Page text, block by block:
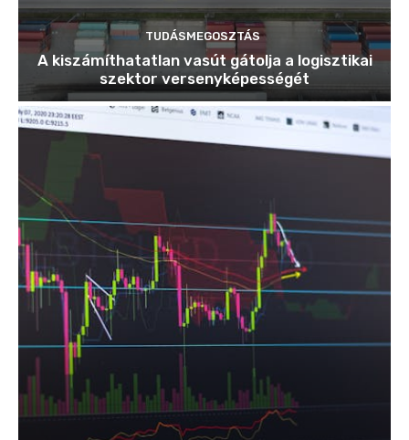
TUDÁSMEGOSZTÁS
A kiszámíthatatlan vasút gátolja a logisztikai
szektor versenyképességét